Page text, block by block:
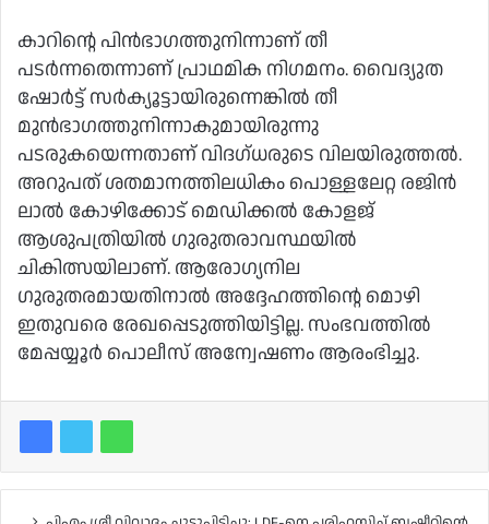
കാറിന്റെ പിന്‍ഭാഗത്തുനിന്നാണ് തീ
പടര്‍ന്നതെന്നാണ് പ്രാഥമിക നിഗമനം. വൈദ്യുത
ഷോര്‍ട്ട് സര്‍ക്യൂട്ടായിരുന്നെങ്കില്‍ തീ
മുന്‍ഭാഗത്തുനിന്നാകുമായിരുന്നു
പടരുകയെന്നതാണ് വിദഗ്ധരുടെ വിലയിരുത്തല്‍.
അറുപത് ശതമാനത്തിലധികം പൊള്ളലേറ്റ രജിന്‍
ലാല്‍ കോഴിക്കോട് മെഡിക്കല്‍ കോളജ്
ആശുപത്രിയില്‍ ഗുരുതരാവസ്ഥയില്‍
ചികിത്സയിലാണ്. ആരോഗ്യനില
ഗുരുതരമായതിനാല്‍ അദ്ദേഹത്തിന്റെ മൊഴി
ഇതുവരെ രേഖപ്പെടുത്തിയിട്ടില്ല. സംഭവത്തില്‍
മേപ്പയ്യൂര്‍ പൊലീസ് അന്വേഷണം ആരംഭിച്ചു.